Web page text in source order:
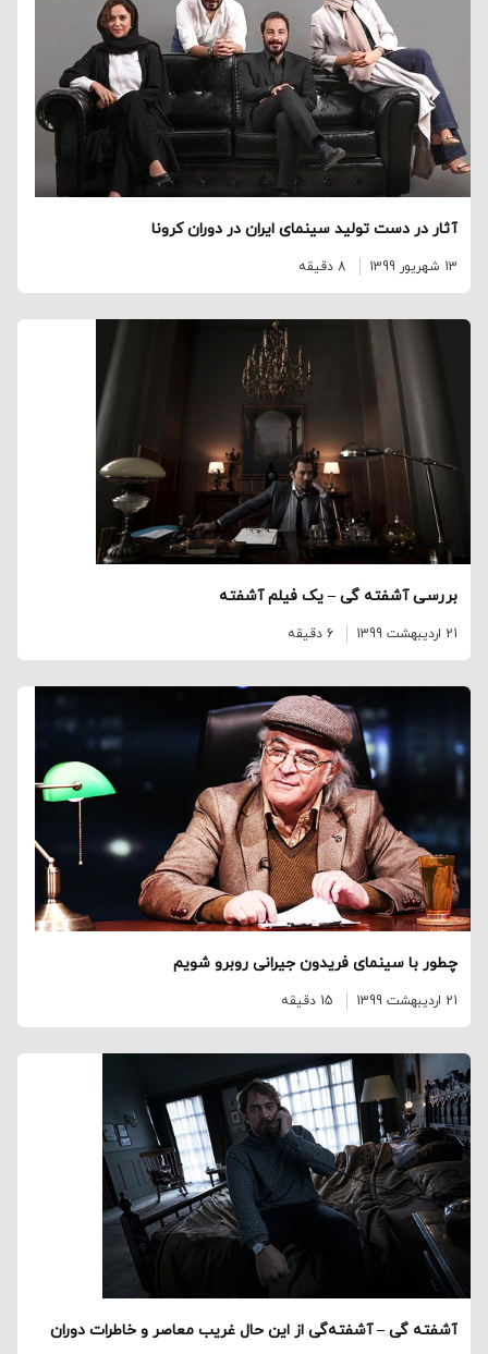
آثار در دست تولید سینمای ایران در دوران کرونا
13 شهریور 1399 8 دقیقه
بررسی آشفته گی – یک فیلم آشفته
21 اردیبهشت 1399 6 دقیقه
چطور با سینمای فریدون جیرانی روبرو شویم
21 اردیبهشت 1399 15 دقیقه
آشفته گی – آشفته‌گی از این حال غریب معاصر و خاطرات دوران